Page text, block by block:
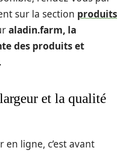
sur la section produits
aladin.farm, la
des produits et
.
et la qualité
ligne, c’est avant